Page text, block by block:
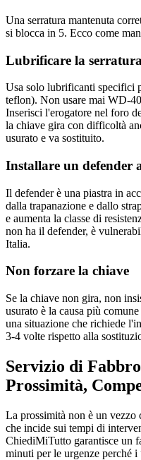
Una serratura mantenuta
si blocca in 5. Ecco come
Lubrificare la
Usa solo lubrificanti specifici
teflon). Non usare mai WD-
Inserisci l'erogatore nel foro
la chiave gira con difficoltà
usurato e va sostituito.
Installare un defender
Il defender è una piastra in
dalla trapanazione e dallo
e aumenta la classe di
non ha il defender, è
Italia.
Non forzare la chiave
Se la chiave non gira, non
usurato è la causa più
una situazione che richiede
3-4 volte rispetto alla
Servizio di
Prossimità,
La prossimità non è un
che incide sui tempi di
ChiediMiTutto garantisce un
minuti per le urgenze perché